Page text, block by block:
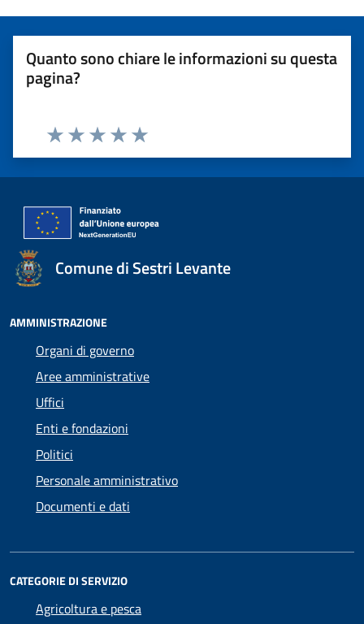
Quanto sono chiare le informazioni su questa
pagina?
Valuta 5 stelle su 5
Valuta 4 stelle su 5
Valuta 3 stelle su 5
Valuta 2 stelle su 5
Valuta 1 stelle su 5
Comune di Sestri Levante
AMMINISTRAZIONE
Organi di governo
Aree amministrative
Uffici
Enti e fondazioni
Politici
Personale amministrativo
Documenti e dati
CATEGORIE DI SERVIZIO
Agricoltura e pesca